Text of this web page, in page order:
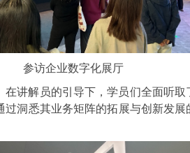
参访企业数字化展厅
讲解员的引导下，学员们全面听
洞悉其业务矩阵的拓展与创新发